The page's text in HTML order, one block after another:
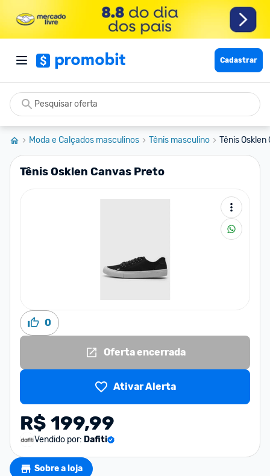
Cadastrar
Moda e Calçados masculinos Tênis masculino Tênis
Tênis Osklen Canvas Preto
0
Oferta encerrada
Ativar Alerta
R$ 199,99
Vendido por: Dafiti
Sobre a loja